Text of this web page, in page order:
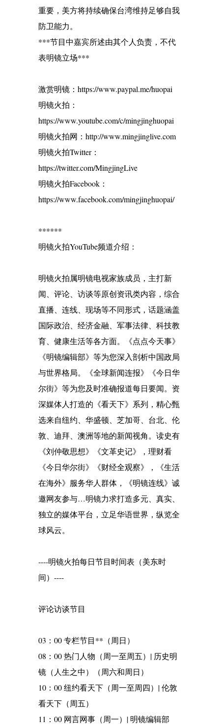
重要，美方将持续确保台湾维持足够自我
防卫能力。
***节目中嘉宾所述由其个人负责，不代
表明镜立场***
激赏明镜：https://www.paypal.me/huopai
明镜火拍：
https://www.youtube.com/c/mingjinghuopai
明镜火拍网：http://www.mingjinglive.com
明镜火拍Twitter：
https://twitter.com/MingjingLive
明镜火拍Facebook：
https://www.facebook.com/mingjinghuopai/
******
明镜火拍YouTube频道介绍：
明镜火拍属明镜电视家族成员，主打新
闻、评论、访谈等原创资讯类内容，综合
直播、连线、现场等不同形式，话题涵盖
国际政治、经济金融、军事法律、科技教
育、健康生活等各方面。《点点今天事》
《明镜编辑部》等为您深入剖析中国政局
与世界格局。《全球新闻连报》《今日华
尔街》等为您及时准确报道每日要闻。资
深媒体人打造的《看天下》系列，精心甄
选来自纽约、华盛顿、芝加哥、台北、伦
敦、迪拜、澳洲等地的新闻视角。读史有
《刘仲敬思想》《文革史记》，理财看
《今日华尔街》《财经全观察》，《生活
在海外》服务华人群体，《明镜连线》诚
邀网友参与…明镜力求打造多元、真实、
独立的媒体平台，立足华语世界，纵览全
球风云。
----明镜火拍每日节目时间表（美东时
间）----
评论访谈节目
03：00 专栏节目**（周日）
08：00 热门人物（周一至周五）| 历史明
镜（人生之中）（周六和周日）
10：00 纽约看天下（周一至周四）| 伦敦
看天下（周五）
11：00 网言网事（周一）| 明镜编辑部